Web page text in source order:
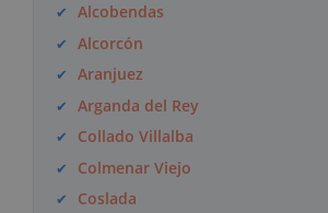
Alcobendas
Alcorcón
Aranjuez
Arganda del Rey
Collado Villalba
Colmenar Viejo
Coslada